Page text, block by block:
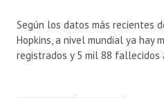
Según los datos más recientes
Hopkins, a nivel mundial ya hay
registrados y 5 mil 88 fallecidos